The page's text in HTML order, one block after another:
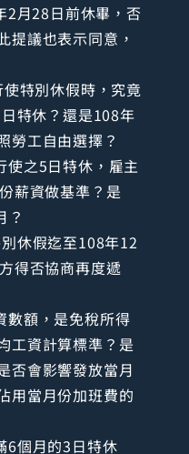
2月28日前休畢，否
提議也表示同意，
特別休假時，究竟
特休？還是108年
勞工自由選擇？
使之5日特休，雇主
薪資做基準？是
？
休假迄至108年12
得否協商再度遞
數額，是免稅所得
工資計算標準？是
否會影響發放當月
用當月份加班費的
6個月的3日特休